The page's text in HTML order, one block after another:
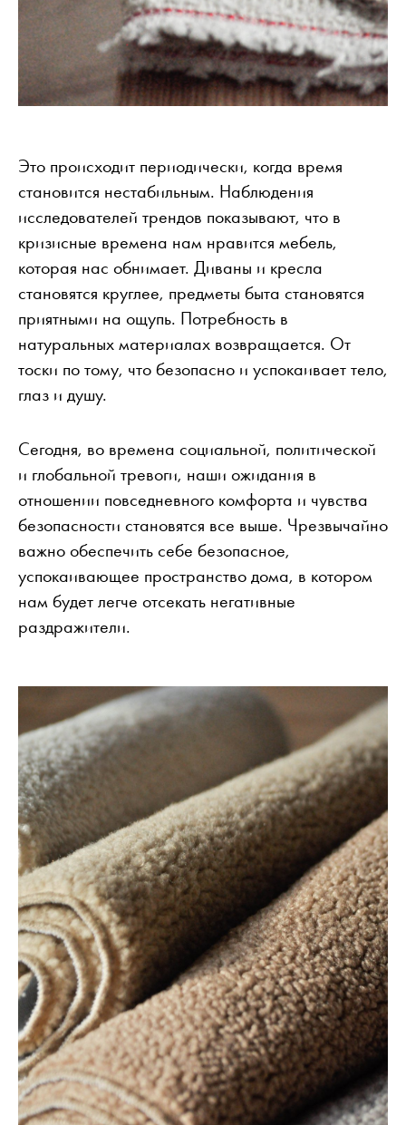
Это происходит периодически, когда время
становится нестабильным. Наблюдения
исследователей трендов показывают, что в
кризисные времена нам нравится мебель,
которая нас обнимает. Диваны и кресла
становятся круглее, предметы быта становятся
приятными на ощупь. Потребность в
натуральных материалах возвращается. От
тоски по тому, что безопасно и успокаивает тело,
глаз и душу.
Сегодня, во времена социальной, политической
и глобальной тревоги, наши ожидания в
отношении повседневного комфорта и чувства
безопасности становятся все выше. Чрезвычайно
важно обеспечить себе безопасное,
успокаивающее пространство дома, в котором
нам будет легче отсекать негативные
раздражители.